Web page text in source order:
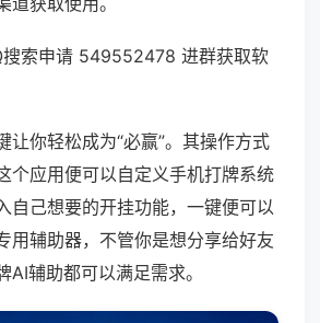
搜索申请 549552478 进群获取软
让你轻松成为“必赢”。其操作方式
个应用便可以自定义手机打牌系统
自己想要的开挂功能，一键便可以
用辅助器，不管你是想分享给好友
AI辅助都可以满足需求。